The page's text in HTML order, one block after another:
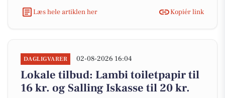
Læs hele artiklen her
Kopiér link
DAGLIGVARER 02-08-2026 16:04
Lokale tilbud: Lambi toiletpapir til
16 kr. og Salling Iskasse til 20 kr.